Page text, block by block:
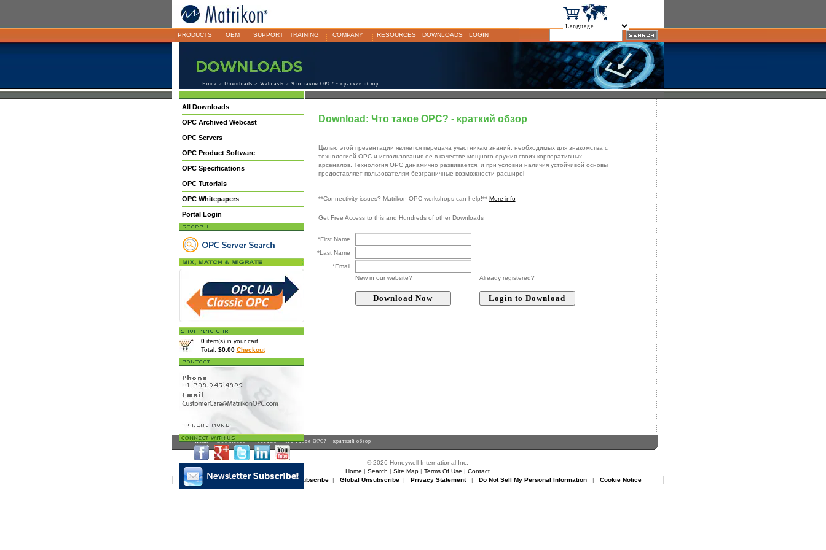
PRODUCTS OEM SUPPORT TRAINING COMPANY RESOURCES DOWNLOADS LOGIN
Home > Downloads > Webcasts > Что такое OPC? - краткий обзор
All Downloads
OPC Archived Webcast
OPC Servers
OPC Product Software
OPC Specifications
OPC Tutorials
OPC Whitepapers
Portal Login
0item(s) in your cart.
Total: $0.00 Checkout
Download: Что такое OPC? - краткий обзор
Целью этой презентации является передача участникам знаний, необходимых для знакомства с
технологией OPC и использования ее в качестве мощного оружия своих корпоративных
арсеналов. Технология OPC динамично развивается, и при условии наличия устойчивой основы
предоставляет пользователям безграничные возможности расширеl
**Connectivity issues? Matrikon OPC workshops can help!** More info
Get Free Access to this and Hundreds of other Downloads
*First Name
*Last Name
*Email
New in our website?
Already registered?
Home>Downloads>Webcasts> Что такое OPC? - краткий обзор
© 2026 Honeywell International Inc.
Home | Search | Site Map | Terms Of Use | Contact
Matrikon Subscribe |Matrikon Unsubscribe | Global Unsubscribe | Privacy Statement| Do Not Sell My Personal Information | Cookie Notice